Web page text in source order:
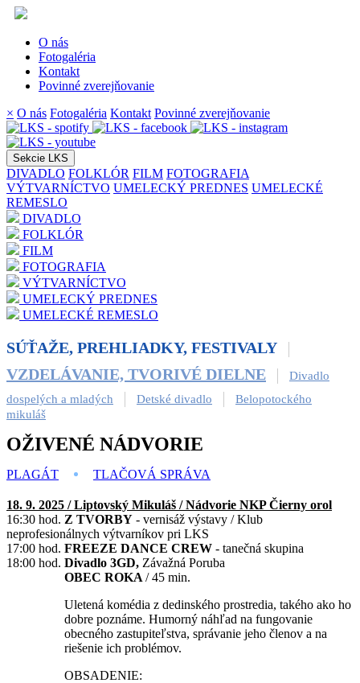
O nás
Fotogaléria
Kontakt
Povinné zverejňovanie
× O nás Fotogaléria Kontakt Povinné zverejňovanie
Sekcie LKS
DIVADLO FOLKLÓR FILM FOTOGRAFIA
VÝTVARNÍCTVO UMELECKÝ PREDNES UMELECKÉ
REMESLO
DIVADLO
FOLKLÓR
FILM
FOTOGRAFIA
VÝTVARNÍCTVO
UMELECKÝ PREDNES
UMELECKÉ REMESLO
SÚŤAŽE, PREHLIADKY, FESTIVALY
VZDELÁVANIE, TVORIVÉ DIELNE
Divadlo
dospelých a mladých
Detské divadlo
Belopotockého
mikuláš
OŽIVENÉ NÁDVORIE
PLAGÁT TLAČOVÁ SPRÁVA
18. 9. 2025 / Liptovský Mikuláš / Nádvorie NKP Čierny orol
16:30 hod. Z TVORBY - vernisáž výstavy / Klub
neprofesionálnych výtvarníkov pri LKS
17:00 hod. FREEZE DANCE CREW - tanečná skupina
18:00 hod. Divadlo 3GD, Závažná Poruba
OBEC ROKA / 45 min.
Uletená komédia z dedinského prostredia, takého ako ho
dobre poznáme. Humorný náhľad na fungovanie
obecného zastupiteľstva, správanie jeho členov a na
riešenie ich problémov.
OBSADENIE: